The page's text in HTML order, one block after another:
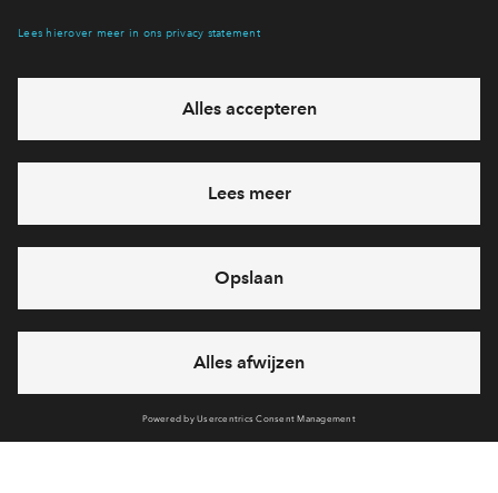
Hiermee blijf je op de hoogte van het belangrijkste nieuws en
Ja, ik wil mij aanmelden
Heb je een vraag en wil je direct antwoord? Bel ons op
71 22 968
feestdagen)
vandaag gesloten, maandag zijn we vanaf
09:00 uur weer
bereikbaar